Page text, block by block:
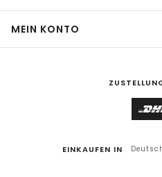
MEIN KONTO
EINKAUFEN IN